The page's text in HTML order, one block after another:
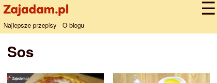
Najlepsze przepisy O blogu
Sos